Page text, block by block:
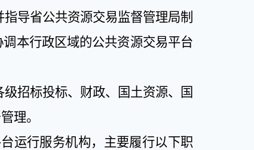
导省公共资源交易监督管理局制
本行政区域的公共资源交易平台
招标投标、财政、国土资源、国
理。
运行服务机构，主要履行以下职